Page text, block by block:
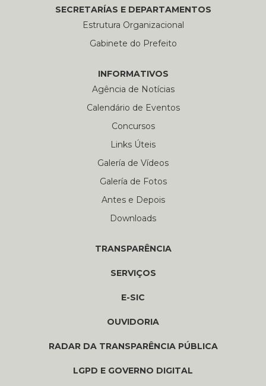
SECRETARÍAS E DEPARTAMENTOS
Estrutura Organizacional
Gabinete do Prefeito
INFORMATIVOS
Agência de Notícias
Calendário de Eventos
Concursos
Links Úteis
Galería de Vídeos
Galería de Fotos
Antes e Depois
Downloads
TRANSPARÊNCIA
SERVIÇOS
E-SIC
OUVIDORIA
RADAR DA TRANSPARÊNCIA PÚBLICA
LGPD E GOVERNO DIGITAL